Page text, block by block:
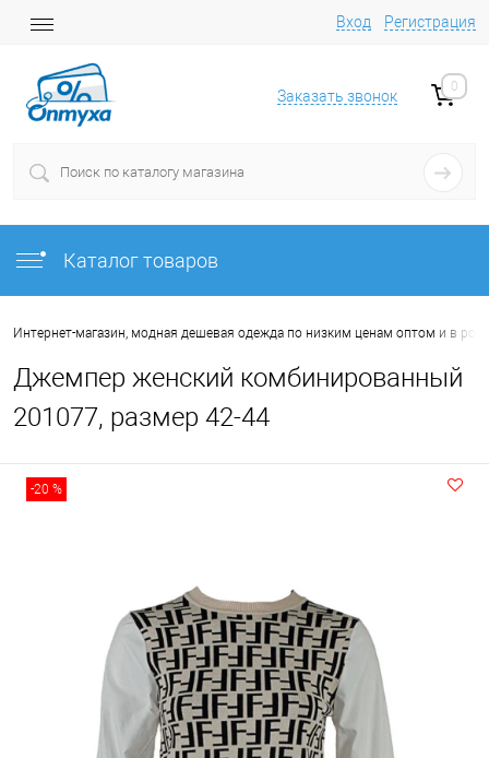
Вход Регистрация
Заказать звонок
0
Каталог товаров
Интернет-магазин, модная дешевая одежда по низким ценам оптом и в
Джемпер женский комбинированный
201077, размер 42-44
-20 %